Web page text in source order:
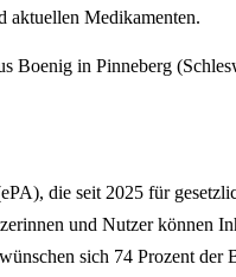
aktuellen Medikamenten.
in Pinneberg
die seit 2025 für
und Nutzer können
sich 74 Prozent